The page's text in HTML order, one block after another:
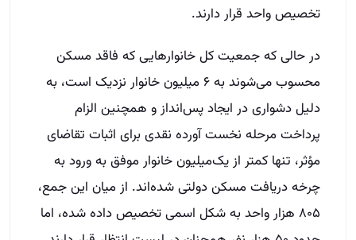
تخصیص واحد قرار دارند.
در حالی که جمعیت کل خانوارهایی که فاقد مسکن
محسوب می‌شوند به ۶ میلیون خانوار نزدیک است، به
دلیل دشواری در ایجاد پس‌انداز و همچنین الزام
پرداخت مرحله نخست آورده نقدی برای اثبات تقاضای
مؤثر، تنها کمتر از یک‌میلیون خانوار موفق به ورود به
چرخه دریافت مسکن دولتی شده‌اند. از میان این جمع،
۸۰۵ هزار واحد به شکل اسمی تخصیص داده شده، اما